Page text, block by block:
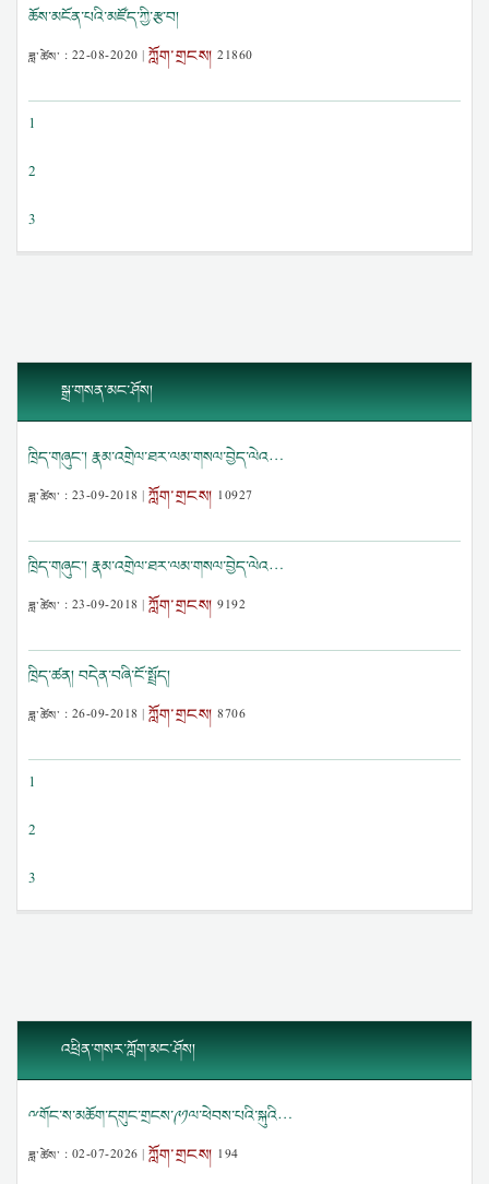
ཆོས་མངོན་པའི་མཛོད་ཀྱི་རྩ་བ།
ཟླ་ཚེས་ : 22-08-2020 |ཀློག་གྲངས།21860
1
2
3
སྒྲ་གསན་མང་ཤོས།
ཁྲིད་གཞུང་། རྣམ་འགྲེལ་ཐར་ལམ་གསལ་བྱེད་ལེའ…
ཟླ་ཚེས་ : 23-09-2018 |ཀློག་གྲངས། 10927
ཁྲིད་གཞུང་། རྣམ་འགྲེལ་ཐར་ལམ་གསལ་བྱེད་ལེའ…
ཟླ་ཚེས་ : 23-09-2018 |ཀློག་གྲངས།9192
ཁྲིད་ཚན། བདེན་བཞི་ངོ་སྤྲོད།
ཟླ་ཚེས་ : 26-09-2018 |ཀློག་གྲངས།8706
1
2
3
འཕྲིན་གསར་ཀློག་མང་ཤོས།
ྋགོང་ས་མཆོག་དགུང་གྲངས་༩༡ལ་ཕེབས་པའི་སྐུའི…
ཟླ་ཚེས་ : 02-07-2026 |ཀློག་གྲངས། 194